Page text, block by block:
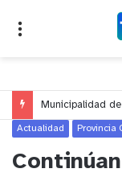
Actualidad Provincia